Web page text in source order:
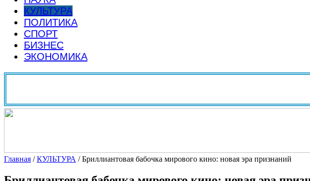
КУЛЬТУРА
ПОЛИТИКА
СПОРТ
БИЗНЕС
ЭКОНОМИКА
Главная /КУЛЬТУРА /Бриллиантовая бабочка мирового кино: новая эра признаний